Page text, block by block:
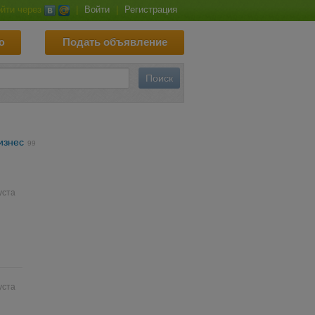
через Войти Регистрация
Подать объявление
99